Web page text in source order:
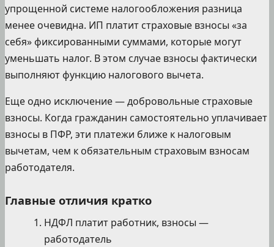
упрощенной системе налогообложения разница
менее очевидна. ИП платит страховые взносы «за
себя» фиксированными суммами, которые могут
уменьшать налог. В этом случае взносы фактически
выполняют функцию налогового вычета.
Еще одно исключение — добровольные страховые
взносы. Когда гражданин самостоятельно уплачивает
взносы в ПФР, эти платежи ближе к налоговым
вычетам, чем к обязательным страховым взносам
работодателя.
Главные отличия кратко
НДФЛ платит работник, взносы —
работодатель